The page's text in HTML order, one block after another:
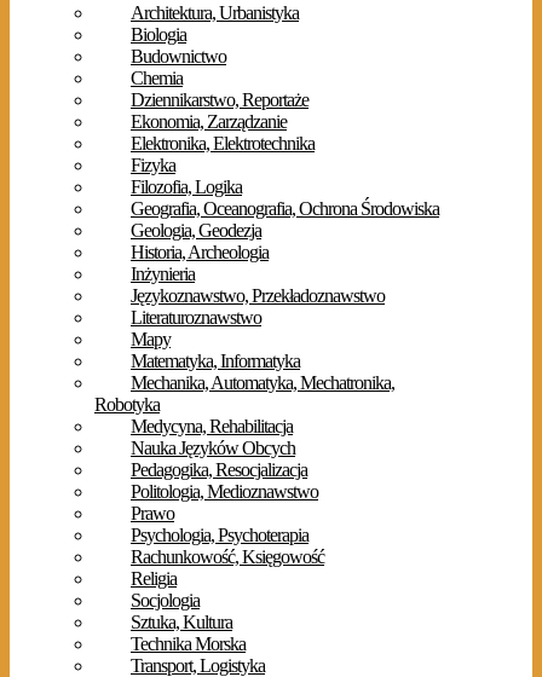
Architektura, Urbanistyka
Biologia
Budownictwo
Chemia
Dziennikarstwo, Reportaże
Ekonomia, Zarządzanie
Elektronika, Elektrotechnika
Fizyka
Filozofia, Logika
Geografia, Oceanografia, Ochrona Środowiska
Geologia, Geodezja
Historia, Archeologia
Inżynieria
Językoznawstwo, Przekładoznawstwo
Literaturoznawstwo
Mapy
Matematyka, Informatyka
Mechanika, Automatyka, Mechatronika,
Robotyka
Medycyna, Rehabilitacja
Nauka Języków Obcych
Pedagogika, Resocjalizacja
Politologia, Medioznawstwo
Prawo
Psychologia, Psychoterapia
Rachunkowość, Księgowość
Religia
Socjologia
Sztuka, Kultura
Technika Morska
Transport, Logistyka